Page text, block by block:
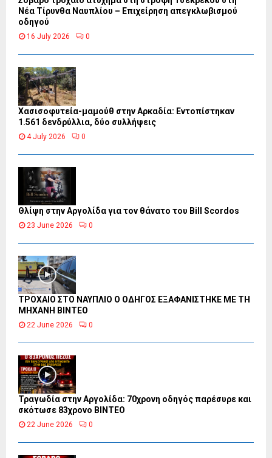
Νέα Τίρυνθα Ναυπλίου – Επιχείρηση απεγκλωβισμού
οδηγού
16 July 2026 0
Χασισοφυτεία-μαμούθ στην Αρκαδία: Εντοπίστηκαν
1.561 δενδρύλλια, δύο συλλήψεις
4 July 2026 0
Θλίψη στην Αργολίδα για τον θάνατο του Bill Scordos
23 June 2026 0
ΤΡΟΧΑΙΟ ΣΤΟ ΝΑΥΠΛΙΟ Ο ΟΔΗΓΟΣ ΕΞΑΦΑΝΙΣΤΗΚΕ ΜΕ ΤΗ
ΜΗΧΑΝΗ ΒΙΝΤΕΟ
22 June 2026 0
Τραγωδία στην Αργολίδα: 70χρονη οδηγός παρέσυρε και
σκότωσε 83χρονο ΒΙΝΤΕΟ
22 June 2026 0